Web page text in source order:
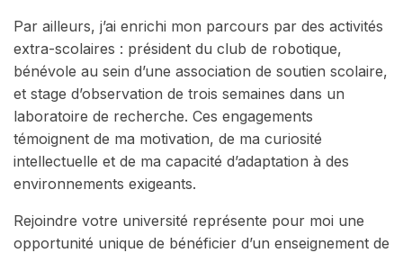
Par ailleurs, j’ai enrichi mon parcours par des activités
extra-scolaires : président du club de robotique,
bénévole au sein d’une association de soutien scolaire,
et stage d’observation de trois semaines dans un
laboratoire de recherche. Ces engagements
témoignent de ma motivation, de ma curiosité
intellectuelle et de ma capacité d’adaptation à des
environnements exigeants.
Rejoindre votre université représente pour moi une
opportunité unique de bénéficier d’un enseignement de